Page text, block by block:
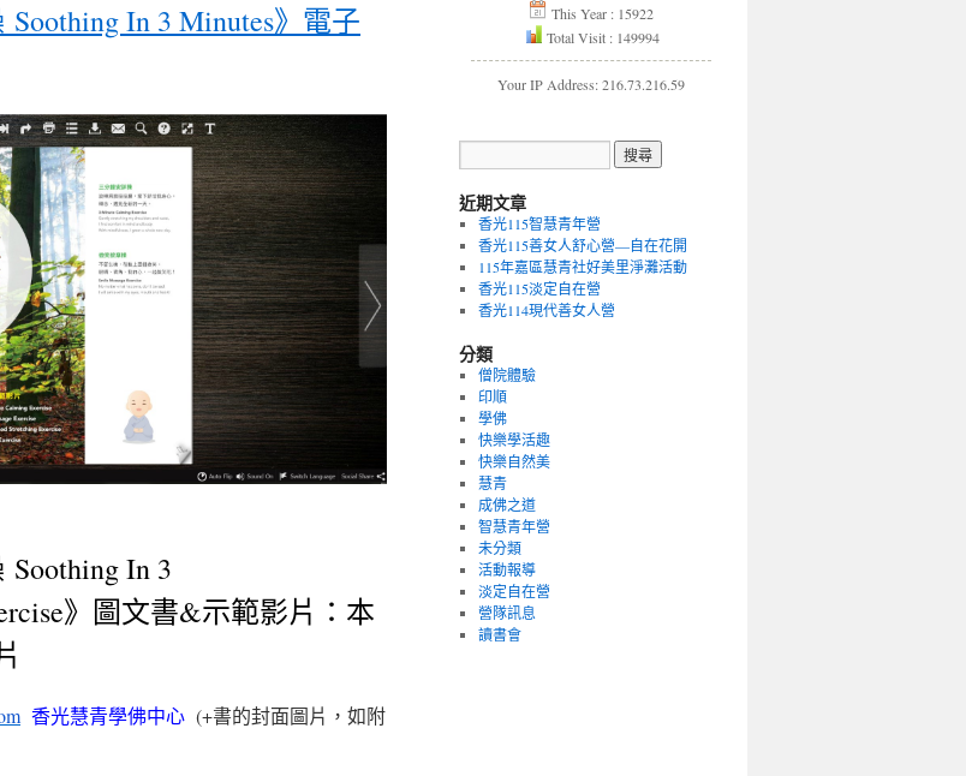
In 3 Minutes》電子
In 3
》圖文書&示範影片：本
香光慧青學佛中心 (+書的封面圖片，如附
This Year : 15922
Total Visit : 149994
Your IP Address: 216.73.216.59
近期文章
香光115智慧青年營
香光115善女人舒心營—自在花開
115年嘉區慧青社好美里淨灘活動
香光115淡定自在營
香光114現代善女人營
分類
僧院體驗
印順
學佛
快樂學活趣
快樂自然美
慧青
成佛之道
智慧青年營
未分類
活動報導
淡定自在營
營隊訊息
讀書會